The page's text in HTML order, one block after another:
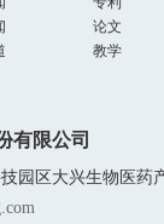
论文
教学
有限公司
园区大兴生物医药